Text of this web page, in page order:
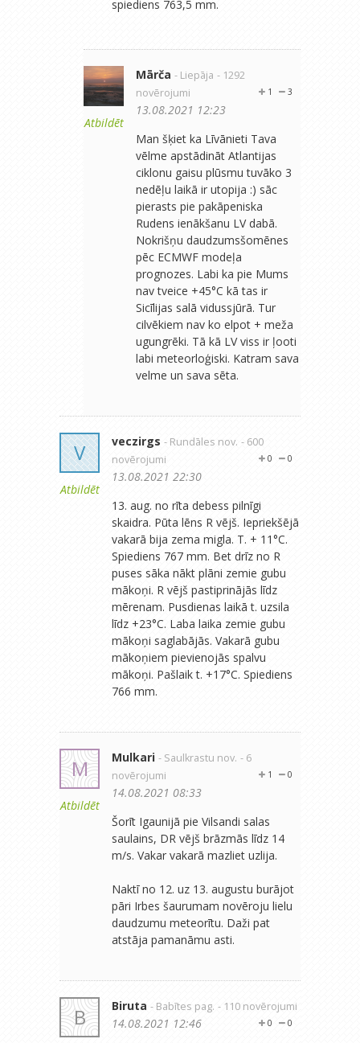
spiediens 763,5 mm.
Atbildēt
Mārča - Liepāja - 1292
novērojumi
3
1
13.08.2021 12:23
Man šķiet ka Līvānieti Tava
vēlme apstādināt Atlantijas
ciklonu gaisu plūsmu tuvāko 3
nedēļu laikā ir utopija :) sāc
pierasts pie pakāpeniska
Rudens ienākšanu LV dabā.
Nokrišņu daudzumsšomēnes
pēc ECMWF modeļa
prognozes. Labi ka pie Mums
nav tveice +45°C kā tas ir
Sicīlijas salā vidussjūrā. Tur
cilvēkiem nav ko elpot + meža
ugungrēki. Tā kā LV viss ir ļooti
labi meteorloģiski. Katram sava
velme un sava sēta.
V
Atbildēt
veczirgs - Rundāles nov. - 600
novērojumi
0
0
13.08.2021 22:30
13. aug. no rīta debess pilnīgi
skaidra. Pūta lēns R vējš. Iepriekšējā
vakarā bija zema migla. T. + 11°C.
Spiediens 767 mm. Bet drīz no R
puses sāka nākt plāni zemie gubu
mākoņi. R vējš pastiprinājās līdz
mērenam. Pusdienas laikā t. uzsila
līdz +23°C. Laba laika zemie gubu
mākoņi saglabājās. Vakarā gubu
mākoņiem pievienojās spalvu
mākoņi. Pašlaik t. +17°C. Spiediens
766 mm.
M
Atbildēt
Mulkari - Saulkrastu nov. - 6
novērojumi
0
1
14.08.2021 08:33
Šorīt Igaunijā pie Vilsandi salas
saulains, DR vējš brāzmās līdz 14
m/s. Vakar vakarā mazliet uzlija.
Naktī no 12. uz 13. augustu burājot
pāri Irbes šaurumam novēroju lielu
daudzumu meteorītu. Daži pat
atstāja pamanāmu asti.
B Biruta - Babītes pag. - 110 novērojumi
0
0
14.08.2021 12:46